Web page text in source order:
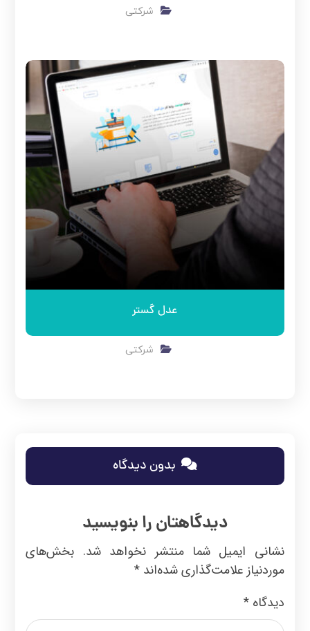
شرکتی
عدل گستر
شرکتی
بدون دیدگاه
دیدگاهتان را بنویسید
نشانی ایمیل شما منتشر نخواهد شد. بخش‌های
موردنیاز علامت‌گذاری شده‌اند*
دیدگاه*